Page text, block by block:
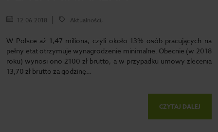
12.06.2018 Aktualności,
W Polsce aż 1,47 miliona, czyli około 13% osób pracujących na
pełny etat otrzymuje wynagrodzenie minimalne. Obecnie (w 2018
roku) wynosi ono 2100 zł brutto, a w przypadku umowy zlecenia
13,70 zł brutto za godzinę…
CZYTAJ DALEJ